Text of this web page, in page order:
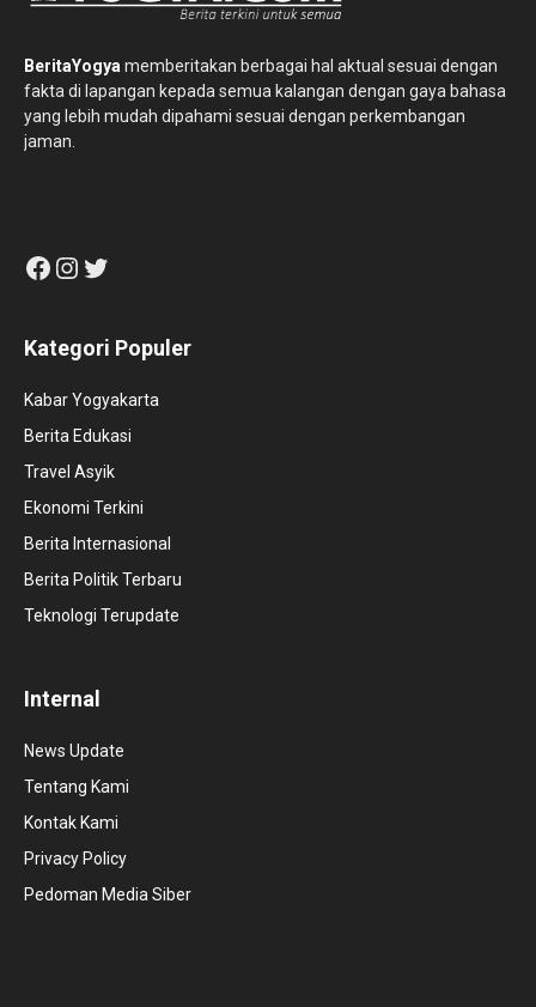
BeritaYogya memberitakan berbagai hal aktual sesuai dengan
fakta di lapangan kepada semua kalangan dengan gaya bahasa
yang lebih mudah dipahami sesuai dengan perkembangan
jaman.
Facebook
Instagram
Twitter
Kategori Populer
Kabar Yogyakarta
Berita Edukasi
Travel Asyik
Ekonomi Terkini
Berita Internasional
Berita Politik Terbaru
Teknologi Terupdate
Internal
News Update
Tentang Kami
Kontak Kami
Privacy Policy
Pedoman Media Siber